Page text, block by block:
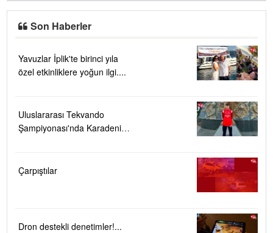
Son Haberler
Yavuzlar İplik'te birinci yıla
özel etkinliklere yoğun ilgi....
Uluslararası Tekvando
Şampiyonası'nda Karadeniz
Çarpıştılar
Dron destekli denetimler!...